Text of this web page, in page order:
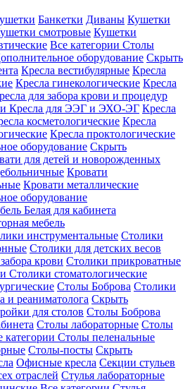
Банкетки Диваны Кушетки
смотровые Кушетки
Все категории Столы
оборудование Скрыть
Кресла вестибулярные Кресла
Кресла гинекологические Кресла
для забора крови и процедур
Кресла для ЭЭГ и ЭХО-ЭГ Кресла
косметологические Кресла
Кресла проктологические
оборудование Скрыть
для детей и новорожденных
Кровати
Кровати металлические
оборудование
Белая для кабинета
мебель
инструментальные Столики
Столики для детских весов
крови Столики прикроватные
Столики стоматологические
Столы Боброва Столики
и реаниматолога Скрыть
для столов Столы Боброва
Столы лабораторные Столы
категории Столы пеленальные
Столы-посты Скрыть
Офисные кресла Секции стульев
отраслей Стулья лабораторные